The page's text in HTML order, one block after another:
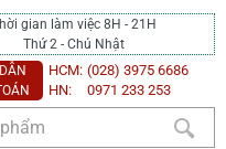
gian làm việc 8H - 21H
Thứ 2 - Chủ Nhật
HCM: (028) 3975 6686
HN:
0971 233 253